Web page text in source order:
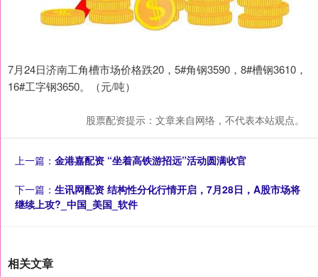
7月24日济南工角槽市场价格跌20，5#角钢3590，8#槽钢3610，
16#工字钢3650。（元/吨）
股票配资提示：文章来自网络，不代表本站观点。
上一篇： 金港嘉配资 “坐着高铁游招远”活动圆满收官
下一篇： 生讯网配资 结构性分化行情开启，7月28日，A股市场将
继续上攻?_中国_美国_软件
相关文章